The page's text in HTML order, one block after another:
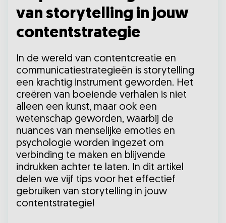
van storytelling in jouw
contentstrategie
In de wereld van contentcreatie en
communicatiestrategieën is storytelling
een krachtig instrument geworden. Het
creëren van boeiende verhalen is niet
alleen een kunst, maar ook een
wetenschap geworden, waarbij de
nuances van menselijke emoties en
psychologie worden ingezet om
verbinding te maken en blijvende
indrukken achter te laten. In dit artikel
delen we vijf tips voor het effectief
gebruiken van storytelling in jouw
contentstrategie!